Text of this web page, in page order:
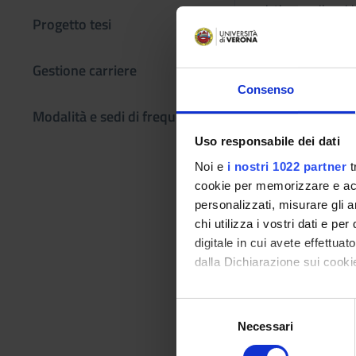
Consenso
Uso responsabile dei dati
Noi e i nostri 1022 partner
cookie per memorizzare e
personalizzati, misurare gli
chi utilizza i vostri dati e per
digitale in cui avete
dalla Dichiarazione sui
Con il tuo consenso,
raccogliere
Necessari
Progetto tesi
Gestione carriere
Modalità e sedi di frequenza
casistico e sviluppi
romano classico,
membri della
gardesano, nella
vigente.
Programma
Proprio per
analizzare il caso
argomentazioni in
risoluzione in aula.
approfondimento
Testi di
A. Lovato, S.
Solidoro Maruotti